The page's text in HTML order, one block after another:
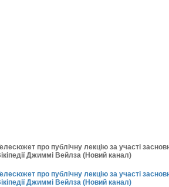
про публічну лекцію за участі
Джиммі Вейлза (Новий канал)
про публічну лекцію за участі
Джиммі Вейлза (Новий канал)